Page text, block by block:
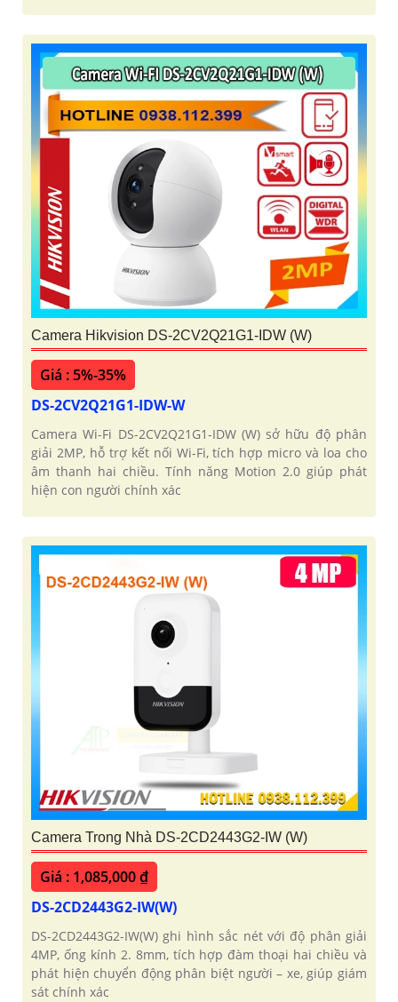
Camera Hikvision DS-2CV2Q21G1-IDW (W)
Giá : 5%-35%
DS-2CV2Q21G1-IDW-W
Camera Wi-Fi DS-2CV2Q21G1-IDW (W) sở hữu độ phân
giải 2MP, hỗ trợ kết nối Wi-Fi, tích hợp micro và loa cho
âm thanh hai chiều. Tính năng Motion 2.0 giúp phát
hiện con người chính xác
Camera Trong Nhà DS-2CD2443G2-IW (W)
Giá : 1,085,000 ₫
DS-2CD2443G2-IW(W)
DS-2CD2443G2-IW(W) ghi hình sắc nét với độ phân giải
4MP, ống kính 2. 8mm, tích hợp đàm thoại hai chiều và
phát hiện chuyển động phân biệt người – xe, giúp giám
sát chính xác